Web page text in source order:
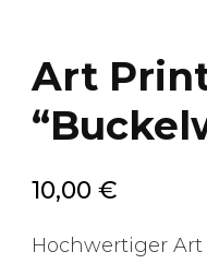
Art
10,00 €
Hochwertiger